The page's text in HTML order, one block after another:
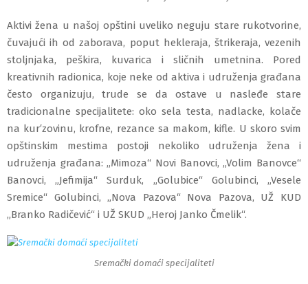
Aktivi žena u našoj opštini uveliko neguju stare rukotvorine,
čuvajući ih od zaborava, poput hekleraja, štrikeraja, vezenih
stoljnjaka, peškira, kuvarica i sličnih umetnina. Pored
kreativnih radionica, koje neke od aktiva i udruženja građana
često organizuju, trude se da ostave u nasleđe stare
tradicionalne specijalitete: oko sela testa, nadlacke, kolače
na kur′zovinu, krofne, rezance sa makom, kifle. U skoro svim
opštinskim mestima postoji nekoliko udruženja žena i
udruženja građana: „Mimoza“ Novi Banovci, „Volim Banovce“
Banovci, „Jefimija“ Surduk, „Golubice“ Golubinci, „Vesele
Sremice“ Golubinci, „Nova Pazova“ Nova Pazova, UŽ KUD
„Branko Radičević“ i UŽ SKUD „Heroj Janko Čmelik“.
Sremački domaći specijaliteti